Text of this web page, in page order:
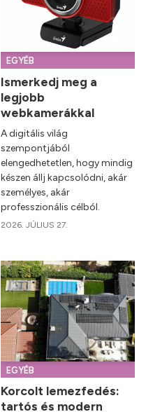
EGYÉB
Ismerkedj meg a
legjobb
webkamerákkal
A digitális világ
szempontjából
elengedhetetlen, hogy mindig
készen állj kapcsolódni, akár
személyes, akár
professzionális célból.
2026. JÚLIUS 27.
EGYÉB
Korcolt lemezfedés:
tartós és modern